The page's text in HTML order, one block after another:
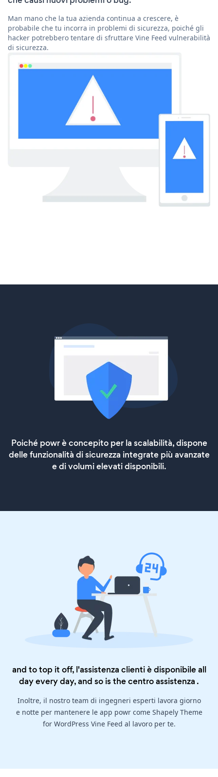
Man mano che la tua azienda continua a crescere, è
probabile che tu incorra in problemi di sicurezza, poiché gli
hacker potrebbero tentare di sfruttare Vine Feed vulnerabilità
di sicurezza.
Poiché powr è concepito per la scalabilità, dispone
delle funzionalità di sicurezza integrate più avanzate
e di volumi elevati disponibili.
and to top it off, l'assistenza clienti è disponibile all
day every day, and so is thecentro assistenza .
Inoltre, il nostro team di ingegneri esperti lavora giorno
e notte per mantenere le app powr come Shapely Theme
for WordPress Vine Feed al lavoro per te.